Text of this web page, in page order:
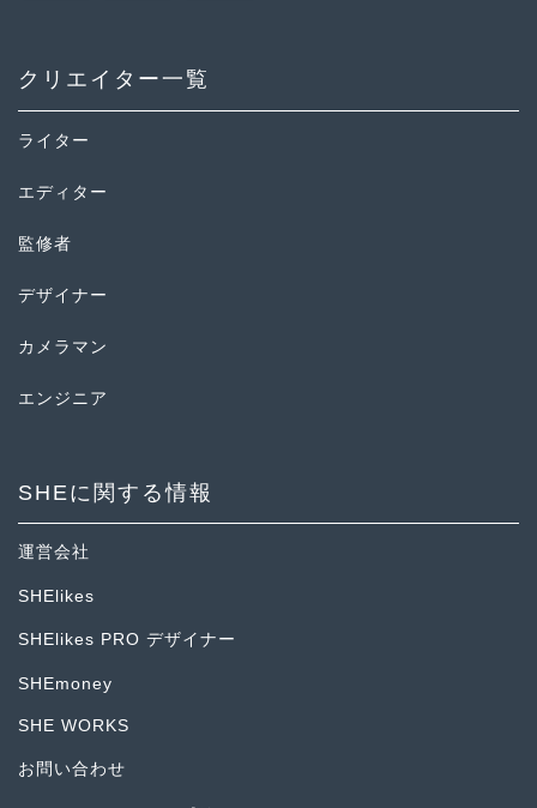
クリエイター一覧
ライター
エディター
監修者
デザイナー
カメラマン
エンジニア
SHEに関する情報
運営会社
SHElikes
SHElikes PRO デザイナー
SHEmoney
SHE WORKS
お問い合わせ